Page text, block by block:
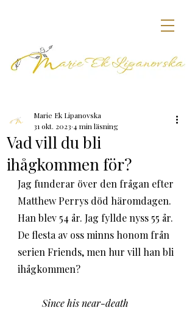
Vad vill du bli
ihågkommen för?
Marie Ek Lipanovska
31 okt. 2023 4 min läsning
Jag funderar över den frågan efter
Matthew Perrys död häromdagen.
Han blev 54 år. Jag fyllde nyss 55 år.
De flesta av oss minns honom från
serien Friends, men hur vill han bli
ihågkommen?
Since his near-death